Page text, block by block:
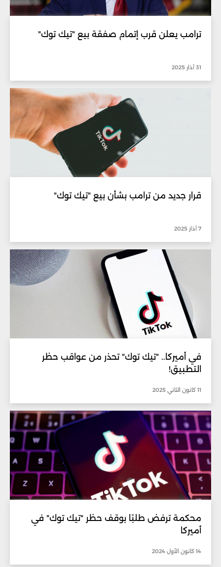
ترامب يعلن قرب إتمام صفقة بيع "تيك توك"
31 آذار 2025
قرار جديد من ترامب بشأن بيع "تيك توك"
7 آذار 2025
في أميركا.. "تيك توك" تحذر من عواقب حظر
التطبيق!
11 كانون الثاني 2025
محكمة ترفض طلبًا بوقف حظر "تيك توك" في
أميركا
14 كانون الأول 2024